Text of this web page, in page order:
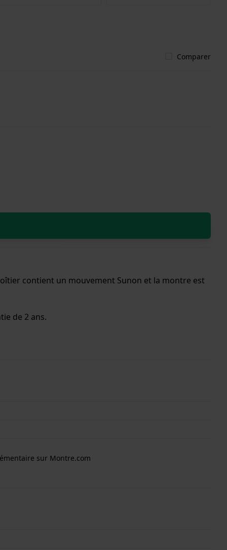
Comparer
contient un mouvement Sunon et la montre est
de 2 ans.
sur Montre.com